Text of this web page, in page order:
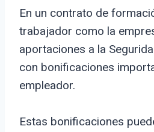
En un contrato de
trabajador como la
aportaciones a la
con bonificaciones
empleador.
Estas bonificaciones